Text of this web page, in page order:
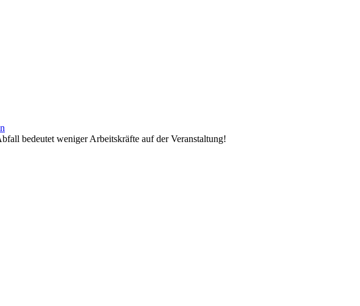
bedeutet weniger Arbeitskräfte auf der Veranstaltung!